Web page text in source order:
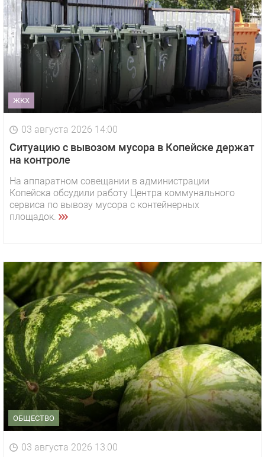
ЖКХ
03 августа 2026 14:00
Ситуацию с вывозом мусора в Копейске держат
на контроле
На аппаратном совещании в администрации
Копейска обсудили работу Центра коммунального
сервиса по вывозу мусора с контейнерных
площадок.
ОБЩЕСТВО
03 августа 2026 13:00